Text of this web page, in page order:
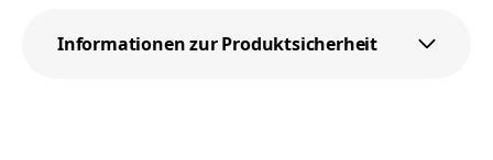
Informationen zur Produktsicherheit